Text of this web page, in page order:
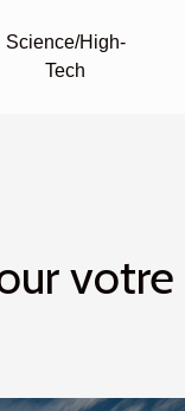
Science/High-
Tech
votre